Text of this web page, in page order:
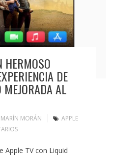
HERMOSO
DE
MEJORADA AL
MORÁN
APPLE
Apple TV con Liquid